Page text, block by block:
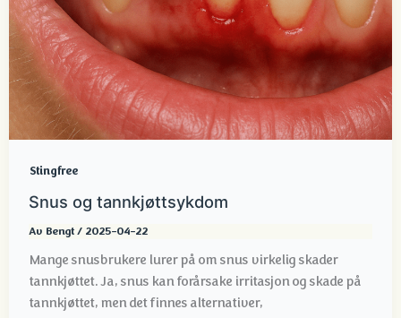
Stingfree
Snus og tannkjøttsykdom
Av Bengt / 2025-04-22
Mange snusbrukere lurer på om snus virkelig skader
tannkjøttet. Ja, snus kan forårsake irritasjon og skade på
tannkjøttet, men det finnes alternativer,